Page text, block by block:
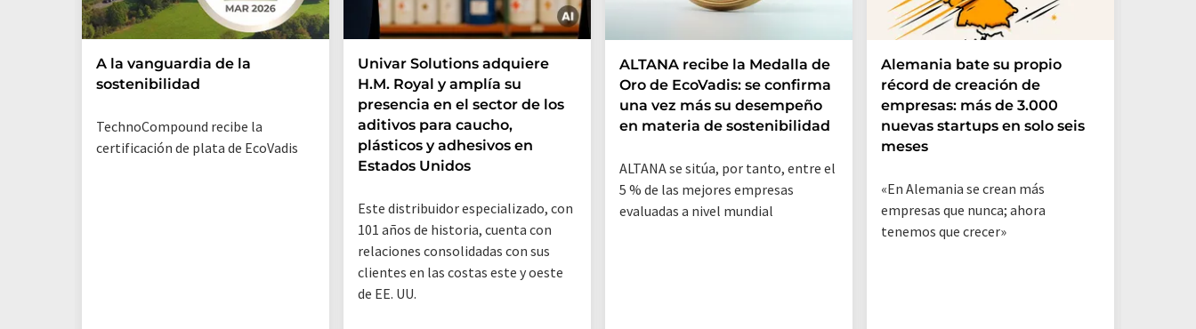
A la vanguardia de la
sostenibilidad
TechnoCompound recibe la
certificación de plata de EcoVadis
Univar Solutions adquiere
H.M. Royal y amplía su
presencia en el sector de los
aditivos para caucho,
plásticos y adhesivos en
Estados Unidos
Este distribuidor especializado, con
101 años de historia, cuenta con
relaciones consolidadas con sus
clientes en las costas este y oeste
de EE. UU.
ALTANA recibe la Medalla de
Oro de EcoVadis: se confirma
una vez más su desempeño
en materia de sostenibilidad
ALTANA se sitúa, por tanto, entre el
5 % de las mejores empresas
evaluadas a nivel mundial
Alemania bate su propio
récord de creación de
empresas: más de 3.000
nuevas startups en solo seis
meses
«En Alemania se crean más
empresas que nunca; ahora
tenemos que crecer»